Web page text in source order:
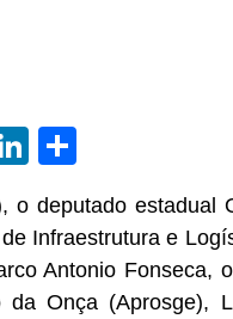
LinkedIn
o deputado estadual
Infraestrutura e
Antonio Fonseca,
da Onça (Aprosge),